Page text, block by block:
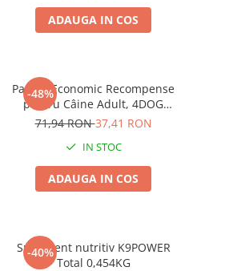
ADAUGA IN COS
-48%
Pachet Economic Recompense
pentru Câine Adult, 4DOG
GOODIES Barbecue, Cotlete
71,94 RON37,41 RON
IN STOC
ADAUGA IN COS
-40%
Supliment nutritiv K9POWER
Total 0,454KG